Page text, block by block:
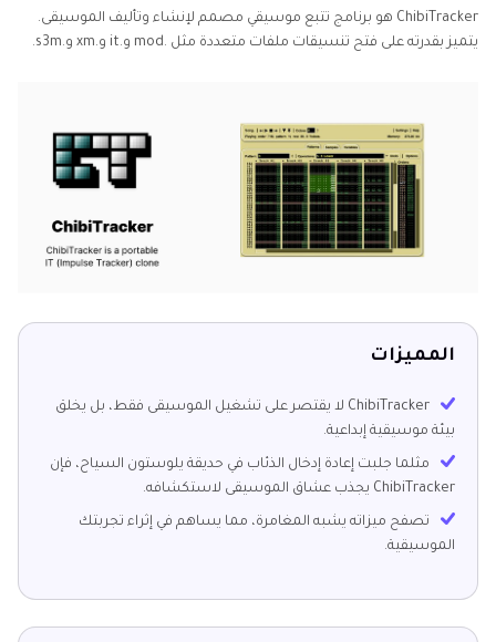
ChibiTracker هو برنامج تتبع موسيقي مصمم لإنشاء وتأليف الموسيقى.
يتميز بقدرته على فتح تنسيقات ملفات متعددة مثل .mod و.it و.xm و.s3m.
المميزات
ChibiTracker لا يقتصر على تشغيل الموسيقى فقط، بل يخلق
بيئة موسيقية إبداعية.
مثلما جلبت إعادة إدخال الذئاب في حديقة يلوستون السياح، فإن
ChibiTracker يجذب عشاق الموسيقى لاستكشافه.
تصفح ميزاته يشبه المغامرة، مما يساهم في إثراء تجربتك
الموسيقية.